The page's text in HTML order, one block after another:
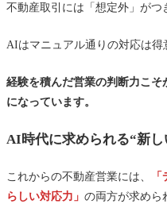
不動産取引には「想定外」がつ
AIはマニュアル通りの対応は得
経験を積んだ営業の判断力こ
になっています。
AI時代に求められる“新し
これからの不動産営業には、
らしい対応力」 の両方が求めら